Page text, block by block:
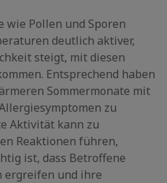
Pollen und Sporen
deutlich aktiver,
steigt, mit diesen
Entsprechend haben
Sommermonate mit
zu
Aktivität kann zu
Reaktionen führen,
ist, dass Betroffene
ergreifen und ihre